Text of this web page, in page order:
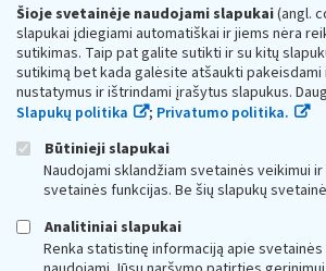
Šioje svetainėje naudojami slapukai(angl.
slapukai įdiegiami automatiškai ir jiems nėra
sutikimas. Taip pat galite sutikti ir su kitų
sutikimą bet kada galėsite atšaukti
nustatymus ir ištrindami įrašytus slapukus.
Slapukų politika
; Privatumo politika.
Būtinieji slapukai
Naudojami sklandžiam svetainės veikimui
svetainės funkcijas. Be šių slapukų
Analitiniai slapukai
Renka statistinę informaciją apie svetainės
Respublikos finansų ministerijos
Biudžetinė įstaiga. Juridinio asmens kodas —
adresas: Vasario 16-osios g. 14, 01107 Vilnius,
vmi@vmi.lt, E. pristatymo dėžutės adresas
Duomenys apie Valstybinę mokesčių inspekciją
Respublikos finansų ministerijos kaupiami ir